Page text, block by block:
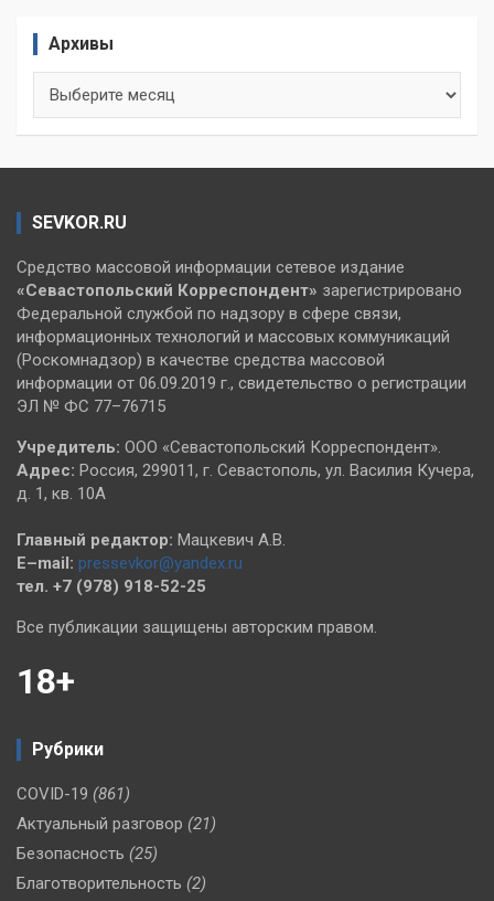
Архивы
SEVKOR.RU
Средство массовой информации сетевое издание
«Севастопольский Корреспондент» зарегистрировано
Федеральной службой по надзору в сфере связи,
информационных технологий и массовых коммуникаций
(Роскомнадзор) в качестве средства массовой
информации от 06.09.2019 г., свидетельство о регистрации
ЭЛ № ФС 77–76715
Учредитель: ООО «Севастопольский Корреспондент».
Адрес: Россия, 299011, г. Севастополь, ул. Василия Кучера,
д. 1, кв. 10А
Главный редактор: Мацкевич А.В.
E–mail: pressevkor@yandex.ru
тел. +7 (978) 918-52-25
Все публикации защищены авторским правом.
18+
Рубрики
COVID-19 (861)
Актуальный разговор (21)
Безопасность (25)
Благотворительность (2)